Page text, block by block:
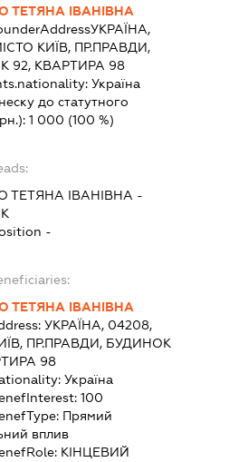
ТЕТЯНА ІВАНІВНА
УКРАЇНА,
КИЇВ, ПР.ПРАВДИ,
92, КВАРТИРА 98
Україна
до статутного
1 000 (100 %)
ТЕТЯНА ІВАНІВНА -
-
ТЕТЯНА ІВАНІВНА
УКРАЇНА, 04208,
ПР.ПРАВДИ, БУДИНОК
98
Україна
100
Прямий
вплив
КІНЦЕВИЙ